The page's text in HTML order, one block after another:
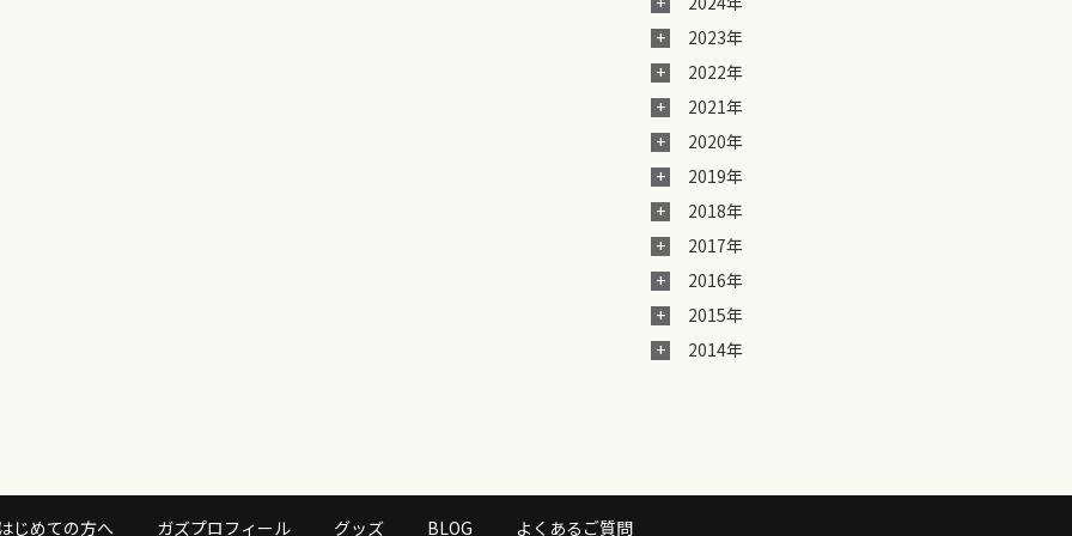
2023年
2022年
2021年
2020年
2019年
2018年
2017年
2016年
2015年
2014年
じめての方へ ガズプロフィール グッズ BLOG よくあるご質問